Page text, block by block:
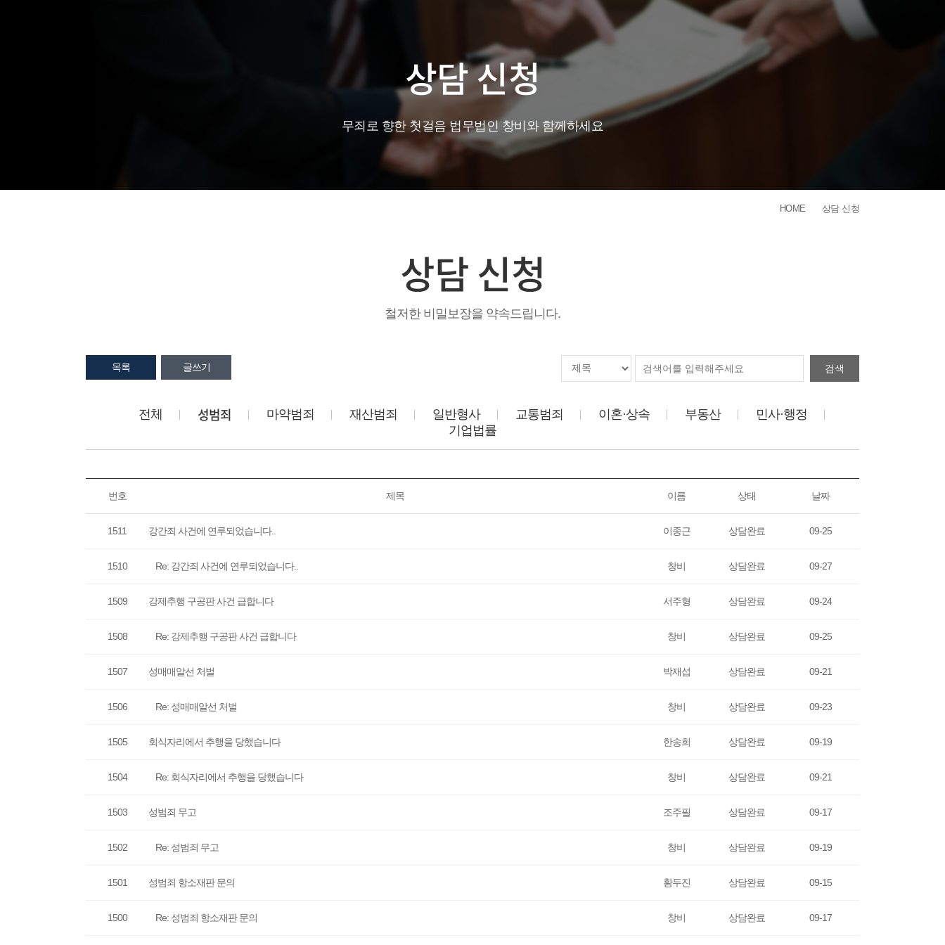
상담 신청
무죄로 향한 첫걸음 법무법인 창비와 함께하세요
HOME 상담 신청
상담 신청
철저한 비밀보장을 약속드립니다.
목록 글쓰기 검색
전체 성범죄 마약범죄 재산범죄 일반형사 교통범죄 이혼·상속 부동산
민사·행정
기업법률
번호 제목 이름 상태 날짜
1511 강간죄 사건에 연루되었습니다.. 이종근 상담완료 09-25
1510 Re: 강간죄 사건에 연루되었습니다.. 창비 상담완료 09-27
1509 강제추행 구공판 사건 급합니다 서주형 상담완료 09-24
1508 Re: 강제추행 구공판 사건 급합니다 창비 상담완료 09-25
1507 성매매알선 처벌 박재섭 상담완료 09-21
1506 Re: 성매매알선 처벌 창비 상담완료 09-23
1505 회식자리에서 추행을 당했습니다 한송희 상담완료 09-19
1504 Re: 회식자리에서 추행을 당했습니다 창비 상담완료 09-21
1503 성범죄 무고 조주필 상담완료 09-17
1502 Re: 성범죄 무고 창비 상담완료 09-19
1501 성범죄 항소재판 문의 황두진 상담완료 09-15
1500 Re: 성범죄 항소재판 문의 창비 상담완료 09-17